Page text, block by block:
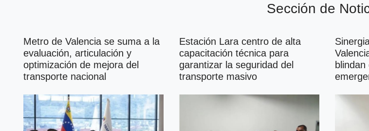
Sección de
Metro de Valencia se suma a la
evaluación, articulación y
optimización de mejora del
transporte nacional
Estación Lara centro de alta
capacitación técnica para
garantizar la seguridad del
transporte masivo
blindan